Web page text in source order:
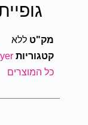
מק"ט ללא
קטגוריות
כל המוצרים